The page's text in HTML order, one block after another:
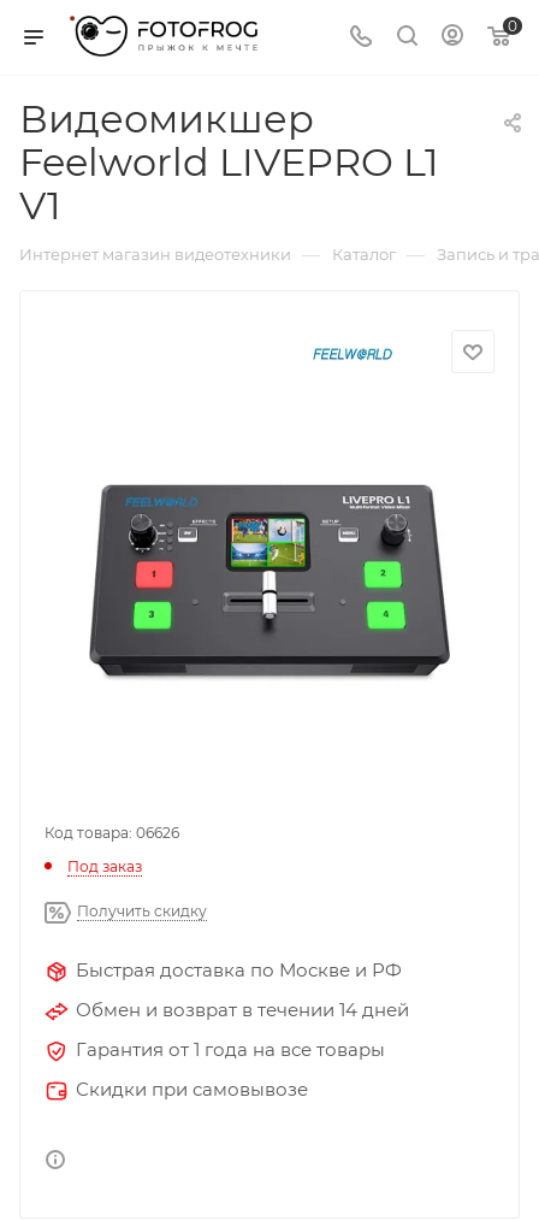
0
Видеомикшер
Feelworld LIVEPRO L1
V1
Интернет магазин видеотехники — Каталог — Запись и
Код товара: 06626
Под заказ
Получить скидку
Быстрая доставка по Москве и РФ
Обмен и возврат в течении 14 дней
Гарантия от 1 года на все товары
Скидки при самовывозе